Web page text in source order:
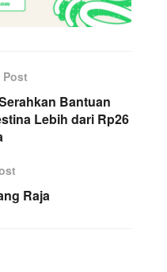
Post
Bantuan
Lebih dari Rp26
Raja